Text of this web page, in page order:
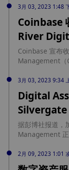
密货币多元化投
Nordic Growth
3月 03, 2023 1:48
Coinbase
River
Coinbase 宣布
Management（
型为 Coinbase
Coinbase 的全
3月 03, 2023 9:34
Digital
Silvergate
据彭博社报道，
Management
Silvergate 的全
Coinbase、
2月 09, 2023 1:01